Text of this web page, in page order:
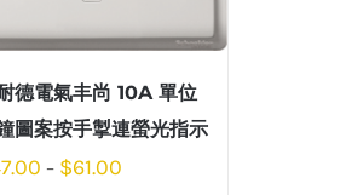
德電氣丰尚 10A 單位
圖案按手掣連螢光指示
– $61.00